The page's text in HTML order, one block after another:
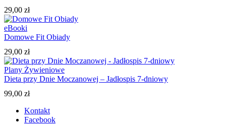
29,00 zł
eBooki
Domowe Fit Obiady
29,00 zł
Plany Żywieniowe
Dieta przy Dnie Moczanowej – Jadłospis 7-dniowy
99,00 zł
Kontakt
Facebook